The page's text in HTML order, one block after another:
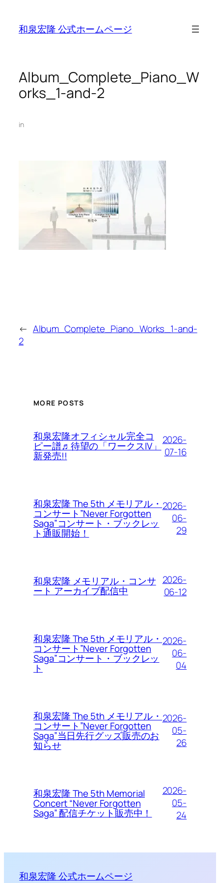
content
和泉宏隆 公式ホームページ
Album_Complete_Piano_W
orks_1-and-2
in
← Album_Complete_Piano_Works_1-and-
2
MORE POSTS
和泉宏隆オフィシャル完全コ
ピー譜♬待望の「ワークスIV」
新発売!!
2026-
07-16
和泉宏隆 The 5th メモリアル・
コンサート”Never Forgotten
Saga”コンサート・ブックレッ
ト通販開始！
2026-
06-
29
和泉宏隆 メモリアル・コンサ
ート アーカイブ配信中
2026-
06-12
和泉宏隆 The 5th メモリアル・
コンサート”Never Forgotten
Saga”コンサート・ブックレッ
ト
2026-
06-
04
和泉宏隆 The 5th メモリアル・
コンサート”Never Forgotten
Saga”当日先行グッズ販売のお
知らせ
2026-
05-
26
和泉宏隆 The 5th Memorial
Concert “Never Forgotten
Saga” 配信チケット販売中！
2026-
05-
24
和泉宏隆 公式ホームページ